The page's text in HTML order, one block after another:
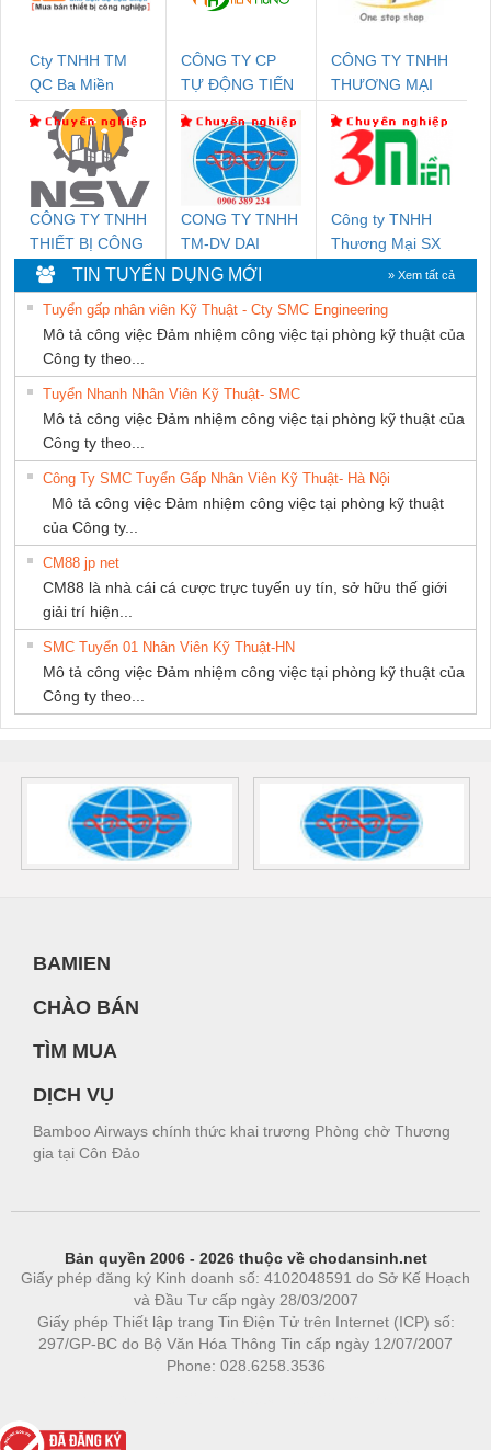
Cty TNHH TM
QC Ba Miền
CÔNG TY CP
TỰ ĐỘNG TIẾN
CÔNG TY TNHH
THƯƠNG MẠI
NAM
CÔNG TY TNHH
THIẾT BỊ CÔNG
NGHIỆP NIHON
SETSUBI VIỆT
NAM
CONG TY TNHH
TM-DV DAI
DONG THANH
Công ty TNHH
Thương Mại SX
TIN TUYỂN DỤNG MỚI » Xem tất cả
Tuyển gấp nhân viên Kỹ Thuật - Cty SMC Engineering
Mô tả công việc Đảm nhiệm công việc tại phòng kỹ thuật của
Công ty theo...
Tuyển Nhanh Nhân Viên Kỹ Thuật- SMC
Mô tả công việc Đảm nhiệm công việc tại phòng kỹ thuật của
Công ty theo...
Công Ty SMC Tuyển Gấp Nhân Viên Kỹ Thuật- Hà Nội
Mô tả công việc Đảm nhiệm công việc tại phòng kỹ thuật
của Công ty...
CM88 jp net
CM88 là nhà cái cá cược trực tuyến uy tín, sở hữu thế giới
giải trí hiện...
SMC Tuyển 01 Nhân Viên Kỹ Thuật-HN
Mô tả công việc Đảm nhiệm công việc tại phòng kỹ thuật của
Công ty theo...
BAMIEN
CHÀO BÁN
TÌM MUA
DỊCH VỤ
Bamboo Airways chính thức khai trương Phòng chờ Thương
gia tại Côn Đảo
Bản quyền 2006 - 2026 thuộc về chodansinh.net
Giấy phép đăng ký Kinh doanh số: 4102048591 do Sở Kế Hoạch
và Đầu Tư cấp ngày 28/03/2007
Giấy phép Thiết lập trang Tin Điện Tử trên Internet (ICP) số:
297/GP-BC do Bộ Văn Hóa Thông Tin cấp ngày 12/07/2007
Phone: 028.6258.3536